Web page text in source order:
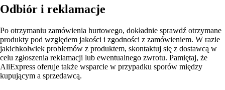
Odbiór i reklamacje
Po otrzymaniu zamówienia hurtowego, dokładnie sprawdź otrzymane
produkty pod względem jakości i zgodności z zamówieniem. W razie
jakichkolwiek problemów z produktem, skontaktuj się z dostawcą w
celu zgłoszenia reklamacji lub ewentualnego zwrotu. Pamiętaj, że
AliExpress oferuje także wsparcie w przypadku sporów między
kupującym a sprzedawcą.